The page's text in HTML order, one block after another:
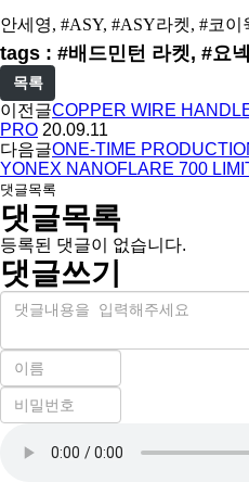
안세영, #ASY, #ASY라켓, #코이
tags : #배드민턴 라켓, #요
목록
이전글COPPER WIRE
PRO 20.09.11
다음글ONE-TIME
YONEX NANOFLARE 700
댓글목록
댓글목록
등록된 댓글이 없습니다.
댓글쓰기
내
이
필
수
비
밀